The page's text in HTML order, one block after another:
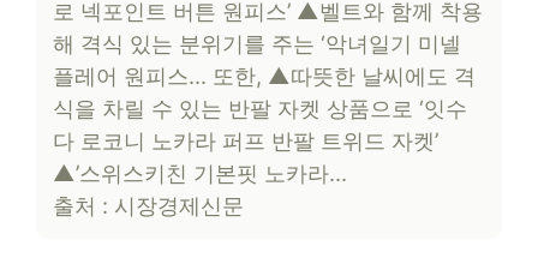
로 넥포인트 버튼 원피스’ ▲벨트와 함께 착용
해 격식 있는 분위기를 주는 ‘악녀일기 미넬
플레어 원피스… 또한, ▲따뜻한 날씨에도 격
식을 차릴 수 있는 반팔 자켓 상품으로 ‘잇수
다 로코니 노카라 퍼프 반팔 트위드 자켓’
▲’스위스키친 기본핏 노카라…
출처 : 시장경제신문